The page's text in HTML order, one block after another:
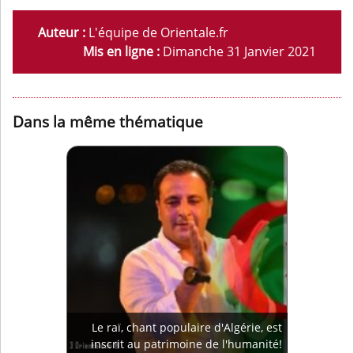
Auteur : L'équipe de Orientale.fr
Mis en ligne : Dimanche 31 Janvier 2021
Dans la même thématique
Le raï, chant populaire d'Algérie, est
inscrit au patrimoine de l'humanité!